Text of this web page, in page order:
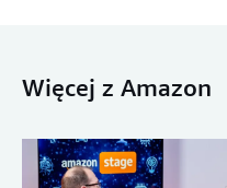
Więcej z Amazon